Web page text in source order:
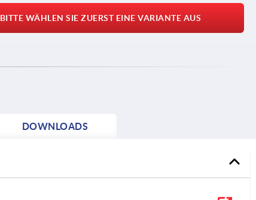
BITTE WÄHLEN SIE ZUERST EINE VARIANTE AUS
DOWNLOADS